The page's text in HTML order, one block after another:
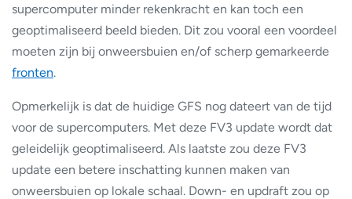
supercomputer minder rekenkracht en kan toch een
geoptimaliseerd beeld bieden. Dit zou vooral een voordeel
moeten zijn bij onweersbuien en/of scherp gemarkeerde
fronten.
Opmerkelijk is dat de huidige GFS nog dateert van de tijd
voor de supercomputers. Met deze FV3 update wordt dat
geleidelijk geoptimaliseerd. Als laatste zou deze FV3
update een betere inschatting kunnen maken van
onweersbuien op lokale schaal. Down- en updraft zou op